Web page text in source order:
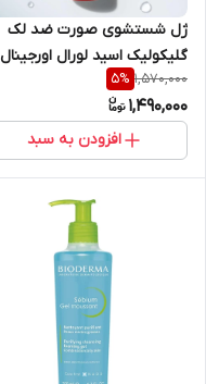
ژل شستشوی صورت ضد لک
گلیکولیک اسید لورال اورجینال
میلی لیتر
1,570,000
5%
1,490,000
افزودن به سبد